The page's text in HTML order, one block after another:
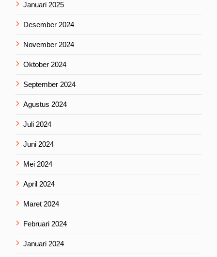
Januari 2025
Desember 2024
November 2024
Oktober 2024
September 2024
Agustus 2024
Juli 2024
Juni 2024
Mei 2024
April 2024
Maret 2024
Februari 2024
Januari 2024